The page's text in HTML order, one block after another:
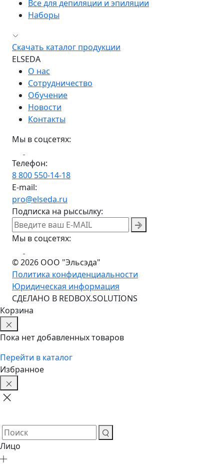
Все для депиляции и эпиляции
Наборы
Скачать каталог продукции
ELSEDA
О нас
Сотрудничество
Обучение
Новости
Контакты
Мы в соцсетях:
Телефон:
8 800 550-14-18
E-mail:
pro@elseda.ru
Подписка на рыссылку:
Мы в соцсетях:
© 2026 ООО "Эльсэда"
Политика конфиденциальности
Юридическая информация
CДЕЛАНО В REDBOX.SOLUTIONS
Корзина
Пока нет добавленных товаров
Перейти в каталог
Избранное
Лицо